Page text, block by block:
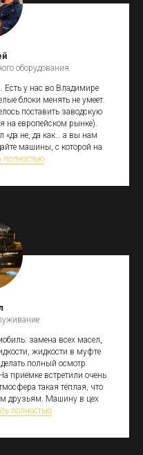
оборудования
Есть у нас во Владимире
блоки менять не умеет.
поставить заводскую
на европейском рынке).
«да не, да как… а вы нам
машины, с которой на
полностью
замена всех масел,
жидкости в муфте
полный осмотр
приёмке встретили очень
такая тёплая, что
друзьям. Машину в цех
полностью